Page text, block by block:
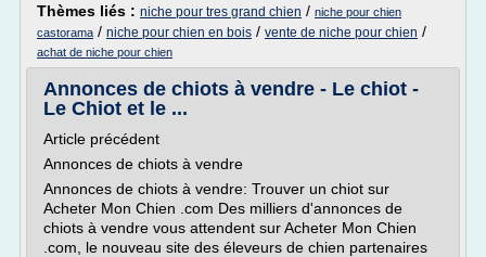
Thèmes liés : niche pour tres grand chien / niche pour chien
castorama / niche pour chien en bois / vente de niche pour chien /
achat de niche pour chien
Annonces de chiots à vendre - Le chiot -
Le Chiot et le ...
Article précédent
Annonces de chiots à vendre
Annonces de chiots à vendre: Trouver un chiot sur
Acheter Mon Chien .com Des milliers d'annonces de
chiots à vendre vous attendent sur Acheter Mon Chien
.com, le nouveau site des éleveurs de chien partenaires